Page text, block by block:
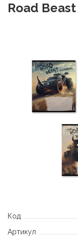
Road Beast
Код
Артикул